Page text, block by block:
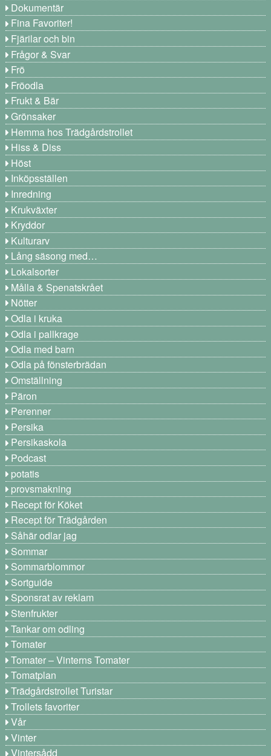
Dokumentär
Fina Favoriter!
Fjärilar och bin
Frågor & Svar
Frö
Fröodla
Frukt & Bär
Grönsaker
Hemma hos Trädgårdstrollet
Hiss & Diss
Höst
Inköpsställen
Inredning
Krukväxter
Kryddor
Kulturarv
Lång säsong med…
Lokalsorter
Målla & Spenatskrået
Nötter
Odla i kruka
Odla i pallkrage
Odla med barn
Odla på fönsterbrädan
Omställning
Päron
Perenner
Persika
Persikaskola
Podcast
potatis
provsmakning
Recept för Köket
Recept för Trädgården
Såhär odlar jag
Sommar
Sommarblommor
Sortguide
Sponsrat av reklam
Stenfrukter
Tankar om odling
Tomater
Tomater – Vinterns Tomater
Tomatplan
Trädgårdstrollet Turistar
Trollets favoriter
Vår
Vinter
Vintersådd